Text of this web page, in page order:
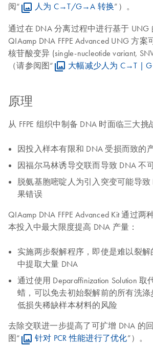
阅“
人为 C→T/G→A 转换”）。
通过在 DNA 分离过程中进行基于 UNG
QIAamp DNA FFPE Advanced UNG 方
核苷酸变异 (single-nucleotide variant,
（请参阅图“
大幅减少人为 C→T |
原理
从 FFPE 组织中制备 DNA 时面临三大挑
因投入样本有限和 DNA 受损而致的
因福尔马林诱导交联而导致 DNA 不
脱氨基胞嘧啶人为引入突变可能导致
果错误
QIAamp DNA FFPE Advanced Kit 通过
本投入中最大限度提高 DNA 产量：
实施两步裂解程序，即使是难以裂
中提取大量 DNA
通过使用 Deparaffinization Solution
蜡，可以免去初始裂解前的所有洗
低损失稀缺样本材料的风险
去除交联进一步提高了可扩增 DNA 的
图“
针对 PCR 性能进行了优化”）。